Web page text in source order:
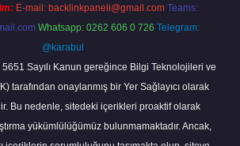
E-mail: backlinkpaneli@gmail.com Teams:
Whatsapp: 0262 606 0 726 Telegram:
@karabul
Sayılı Kanun gereğince Bilgi Teknolojileri ve
tarafından onaylanmış bir Yer Sağlayıcı olarak
Bu nedenle, sitedeki içerikleri proaktif olarak
yükümlülüğümüz bulunmamaktadır. Ancak,